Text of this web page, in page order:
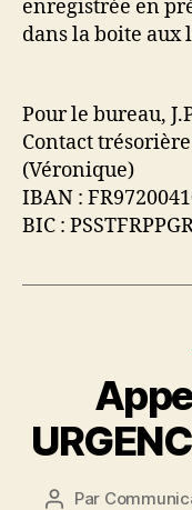
enregistrée en
dans la boite aux
Pour le bureau,
Contact
(Véronique)
IBAN :
BIC :
Auteur
Par